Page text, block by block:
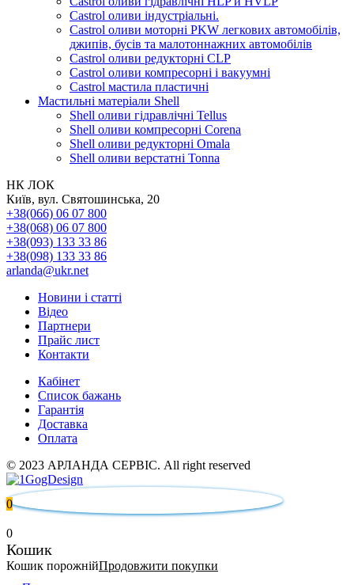
Castrol оливи індустріальні.
Castrol оливи моторні PKW легкових автомобілів,
джипів, бусів та малотоннажних автомобілів
Castrol оливи редукторні CLP
Castrol оливи компресорні і вакуумні
Castrol мастила пластичні
Мастильні матеріали Shell
Shell оливи гідравлічні Tellus
Shell оливи компресорні Corena
Shell оливи редукторні Omala
Shell оливи верстатні Tonna
НК ЛОК
Київ, вул. Святошинська, 20
+38(066) 06 07 800
+38(068) 06 07 800
+38(093) 133 33 86
+38(098) 133 33 86
arlanda@ukr.net
Новини і статті
Відео
Партнери
Прайс лист
Контакти
Кабінет
Список бажань
Гарантія
Доставка
Оплата
© 2023 АРЛАНДА СЕРВІС. All right reserved
0
0
Кошик
Кошик порожнійПродовжити покупки